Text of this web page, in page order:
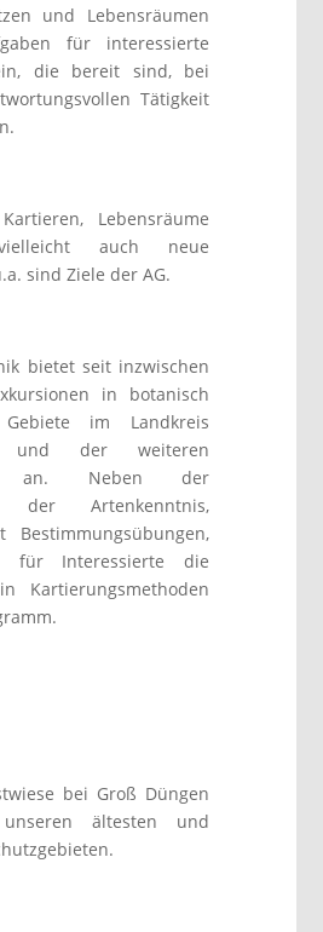
und Lebensräumen
für interessierte
die bereit sind, bei
Tätigkeit
Lebensräume
auch neue
sind Ziele der AG.
bietet seit inzwischen
in botanisch
Gebiete im Landkreis
und der weiteren
an. Neben der
der Artenkenntnis,
Bestimmungsübungen,
für Interessierte die
Kartierungsmethoden
bei Groß Düngen
ältesten und